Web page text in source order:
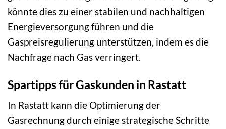
könnte dies zu einer stabilen und nachhaltigen
Energieversorgung führen und die
Gaspreisregulierung unterstützen, indem es die
Nachfrage nach Gas verringert.
Spartipps für Gaskunden in Rastatt
In Rastatt kann die Optimierung der
Gasrechnung durch einige strategische Schritte